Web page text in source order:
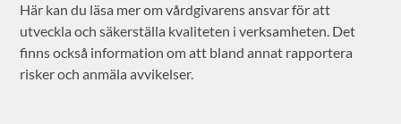
Här kan du läsa mer om vårdgivarens ansvar för att
utveckla och säkerställa kvaliteten i verksamheten. Det
finns också information om att bland annat rapportera
risker och anmäla avvikelser.